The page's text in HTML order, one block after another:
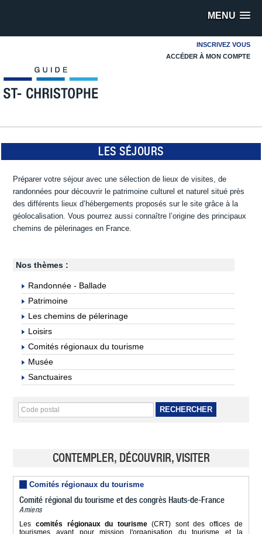
MENU
INSCRIVEZ VOUS
ACCÉDER À MON COMPTE
LES SÉJOURS
Préparer votre séjour avec une sélection de lieux de visites, de
randonnées pour découvrir le patrimoine culturel et naturel situé près
des différents lieux d’hébergements proposés sur le site grâce à la
géolocalisation. Vous pourrez aussi connaître l’origine des principaux
chemins de pèlerinages en France.
Nos thèmes :
Randonnée - Ballade
Patrimoine
Les chemins de pélerinage
Loisirs
Comités régionaux du tourisme
Musée
Sanctuaires
RECHERCHER
CONTEMPLER, DÉCOUVRIR, VISITER
Comités régionaux du tourisme
Comité régional du tourisme et des congrès Hauts-de-France
Amiens
Les comités régionaux du tourisme(CRT) sont des offices de
tourismes ayant pour mission l'organisation du tourisme et la